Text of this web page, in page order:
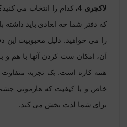
لاکچری 4
، کدام را انتخاب می
که دفتر شما چه ابعادی باید
را می خواهید. دلیل محبوبیت
آن، امکان ست کردن آنها با هم و
همه کاره است. یک تجربه متفاوت
خاص و با کیفیت که هارمونی چشم
برای شما لذت بخش می کند.